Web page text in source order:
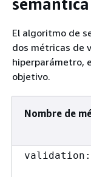
semántica
El algoritmo de
dos métricas de
hiperparámetro,
objetivo.
Nombre de